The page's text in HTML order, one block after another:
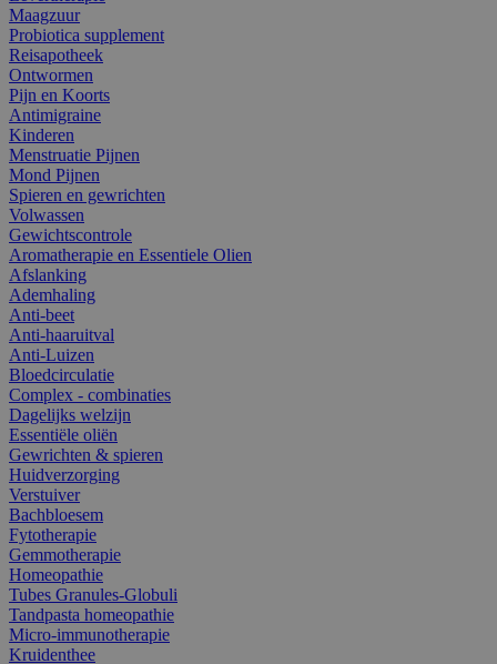
Maagzuur
Probiotica supplement
Reisapotheek
Ontwormen
Pijn en Koorts
Antimigraine
Kinderen
Menstruatie Pijnen
Mond Pijnen
Spieren en gewrichten
Volwassen
Gewichtscontrole
Aromatherapie en Essentiele Olien
Afslanking
Ademhaling
Anti-beet
Anti-haaruitval
Anti-Luizen
Bloedcirculatie
Complex - combinaties
Dagelijks welzijn
Essentiële oliën
Gewrichten & spieren
Huidverzorging
Verstuiver
Bachbloesem
Fytotherapie
Gemmotherapie
Homeopathie
Tubes Granules-Globuli
Tandpasta homeopathie
Micro-immunotherapie
Kruidenthee